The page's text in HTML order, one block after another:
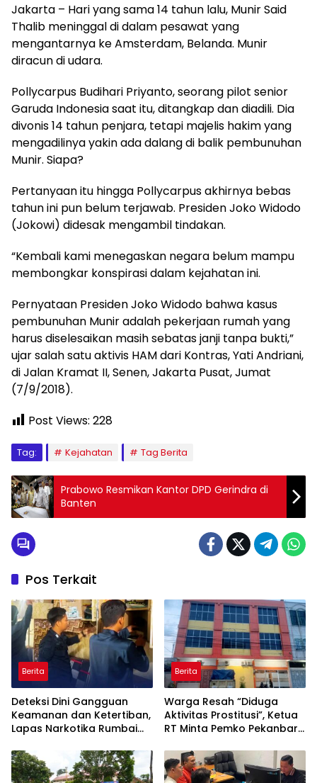
Jakarta – Hari yang sama 14 tahun lalu, Munir Said
Thalib meninggal di dalam pesawat yang
mengantarnya ke Amsterdam, Belanda. Munir
diracun di udara.
Pollycarpus Budihari Priyanto, seorang pilot senior
Garuda Indonesia saat itu, ditangkap dan diadili. Dia
divonis 14 tahun penjara, tetapi majelis hakim yang
mengadilinya yakin ada dalang di balik pembunuhan
Munir. Siapa?
Pertanyaan itu hingga Pollycarpus akhirnya bebas
tahun ini pun belum terjawab. Presiden Joko Widodo
(Jokowi) didesak mengambil tindakan.
“Kembali kami menegaskan negara belum mampu
membongkar konspirasi dalam kejahatan ini.
Pernyataan Presiden Joko Widodo bahwa kasus
pembunuhan Munir adalah pekerjaan rumah yang
harus diselesaikan masih sebatas janji tanpa bukti,”
ujar salah satu aktivis HAM dari Kontras, Yati Andriani,
di Jalan Kramat II, Senen, Jakarta Pusat, Jumat
(7/9/2018).
Post Views: 228
Tag: Kejahatan Tag Berita
Prabowo Resmikan Kantor DPD Gerindra di
Banten
Pos Terkait
Berita
Deteksi Dini Gangguan
Keamanan dan Ketertiban,
Lapas Narkotika Rumbai
Hunian
Berita
Warga Resah “Diduga
Aktivitas Prostitusi”, Ketua
RT Minta Pemko Pekanbaru
Aktivitas Z Homestay di
Jalan Tanjung Datuk